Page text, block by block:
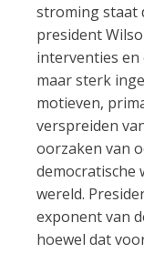
stroming staat
president
interventies en
maar sterk
motieven,
verspreiden
oorzaken van
democratische
wereld.
exponent van
hoewel dat